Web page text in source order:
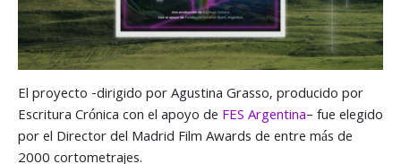
El proyecto -dirigido por Agustina Grasso, producido por
Escritura Crónica con el apoyo de FES Argentina– fue elegido
por el Director del Madrid Film Awards de entre más de